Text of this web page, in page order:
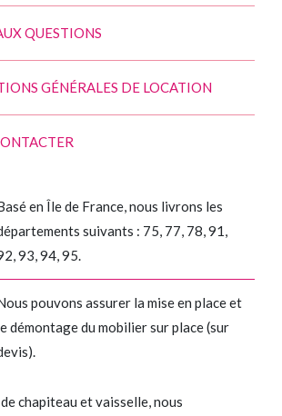
QUESTIONS
GÉNÉRALES DE LOCATION
en Île de France, nous livrons les
suivants : 75, 77, 78, 91,
93, 94, 95.
pouvons assurer la mise en place et
démontage du mobilier sur place (sur
chapiteau et vaisselle, nous